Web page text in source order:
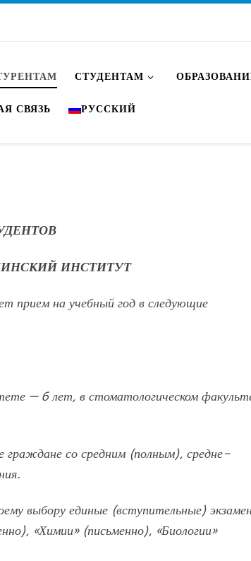
СТУДЕНТАМ
СВЯЗЬ РУССКИЙ
ИНСТИТУТ
прием на учебный год в следующие
— 6 лет, в стоматологическом
со средним (полным), средне-
выбору единые (вступительные)
«Химии» (письменно), «Биологии»